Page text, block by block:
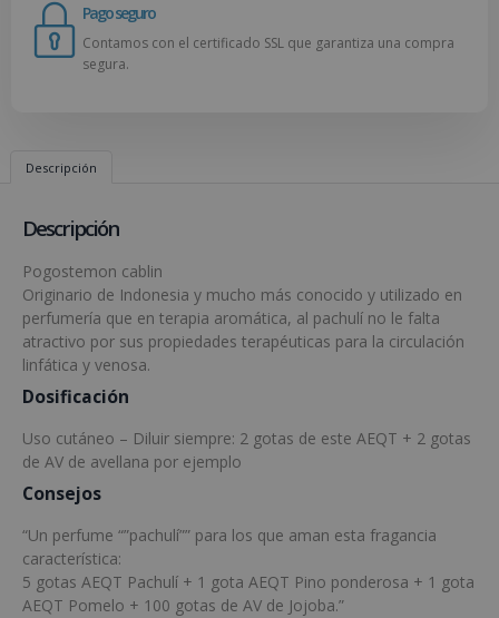
Pago seguro
Contamos con el certificado SSL que garantiza una compra
segura.
Descripción
Descripción
Pogostemon cablin
Originario de Indonesia y mucho más conocido y utilizado en
perfumería que en terapia aromática, al pachulí no le falta
atractivo por sus propiedades terapéuticas para la circulación
linfática y venosa.
Dosificación
Uso cutáneo – Diluir siempre: 2 gotas de este AEQT + 2 gotas
de AV de avellana por ejemplo
Consejos
“Un perfume “”pachulí”” para los que aman esta fragancia
característica:
5 gotas AEQT Pachulí + 1 gota AEQT Pino ponderosa + 1 gota
AEQT Pomelo + 100 gotas de AV de Jojoba.”